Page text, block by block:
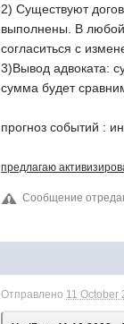
2) Существуют
выполнены. В любой
согласиться с
3)Вывод адвоката:
сумма будет
прогноз событий :
предлагаю
Сообщение
Отправлено 11 October